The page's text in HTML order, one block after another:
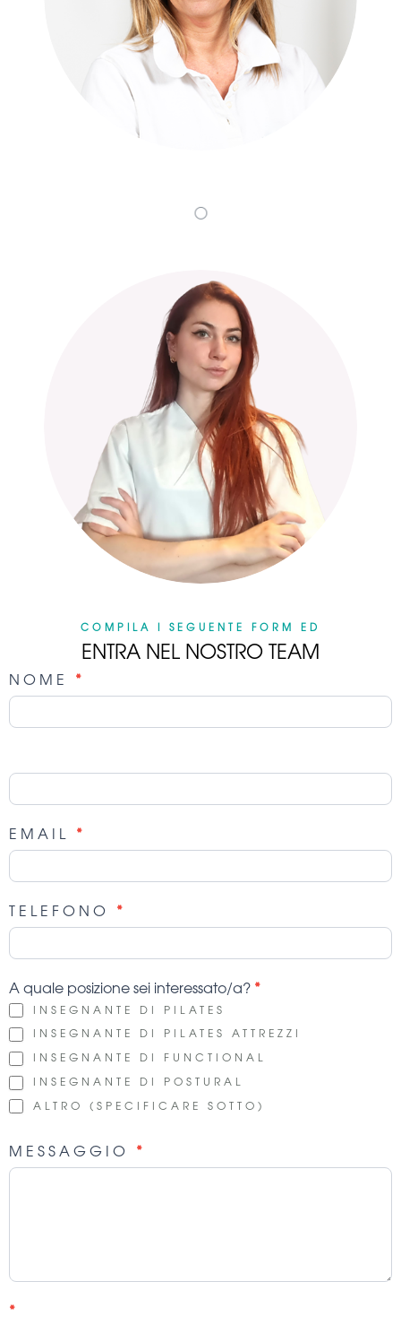
COMPILA I SEGUENTE FORM ED
ENTRA NEL NOSTRO TEAM
E
n
t
e
l
T
m
NOME *
EMAIL *
TELEFONO *
A quale posizione sei interessato/a? *
INSEGNANTE DI PILATES
INSEGNANTE DI PILATES ATTREZZI
INSEGNANTE DI FUNCTIONAL
INSEGNANTE DI POSTURAL
ALTRO (SPECIFICARE SOTTO)
MESSAGGIO *
*